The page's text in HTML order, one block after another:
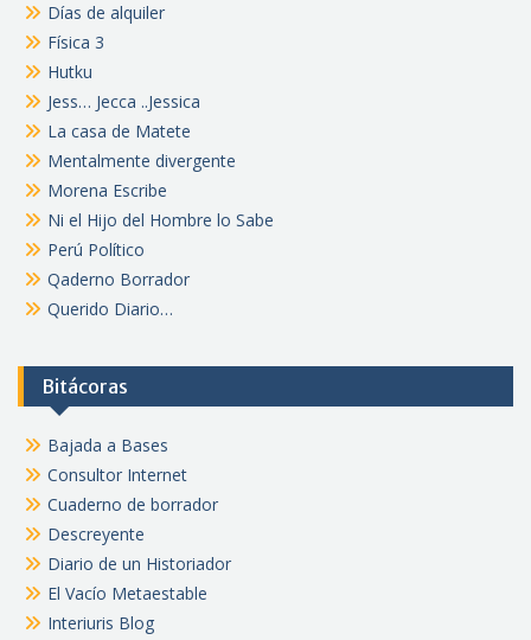
Días de alquiler
Física 3
Hutku
Jess… Jecca ..Jessica
La casa de Matete
Mentalmente divergente
Morena Escribe
Ni el Hijo del Hombre lo Sabe
Perú Político
Qaderno Borrador
Querido Diario…
Bitácoras
Bajada a Bases
Consultor Internet
Cuaderno de borrador
Descreyente
Diario de un Historiador
El Vacío Metaestable
Interiuris Blog